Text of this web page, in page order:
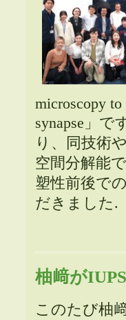
microscopy
synapse」で
り、同技術
空間分解能
塑性前後で
だきました.
柚﨑が
このたび柚